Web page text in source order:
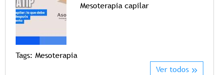
Mesoterapia capilar
Tags: Mesoterapia
Ver todos